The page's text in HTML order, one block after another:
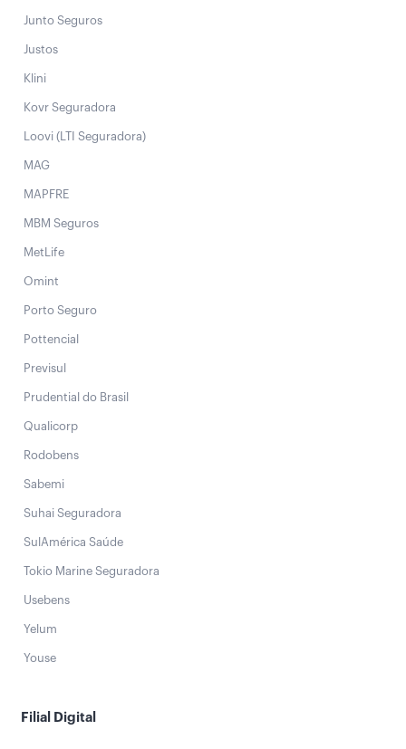
Junto Seguros
Justos
Klini
Kovr Seguradora
Loovi (LTI Seguradora)
MAG
MAPFRE
MBM Seguros
MetLife
Omint
Porto Seguro
Pottencial
Previsul
Prudential do Brasil
Qualicorp
Rodobens
Sabemi
Suhai Seguradora
SulAmérica Saúde
Tokio Marine Seguradora
Usebens
Yelum
Youse
Filial Digital